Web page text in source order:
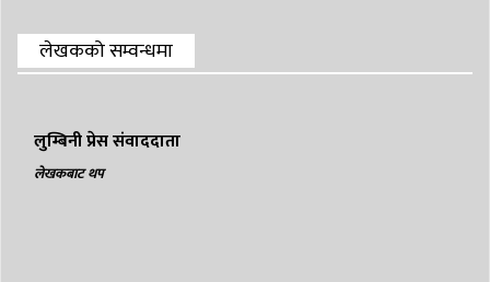
लेखकको सम्वन्धमा
लुम्बिनी प्रेस संवाददाता
लेखकबाट थप